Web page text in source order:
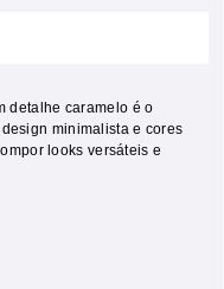
detalhe caramelo é o
minimalista e cores
looks versáteis e